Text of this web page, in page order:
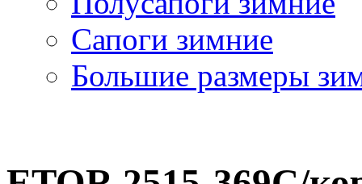
Сапоги зимние
Большие размеры